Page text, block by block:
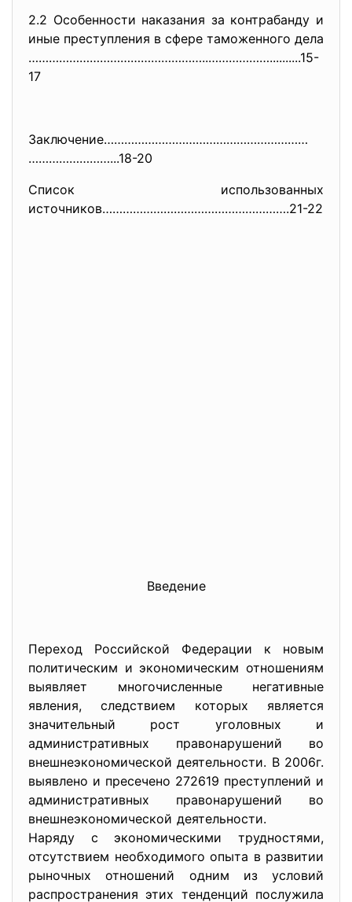
2.2 Особенности наказания за контрабанду и
иные преступления в сфере таможенного дела
……………………………………………..………………..........15-
17
Заключение……………………………………………………
……………………...18-20
Список использованных
источников……………………………………………….21-22
Введение
Переход Российской Федерации к новым
политическим и экономическим отношениям
выявляет многочисленные негативные
явления, следствием которых является
значительный рост уголовных и
административных правонарушений во
внешнеэкономической деятельности. В 2006г.
выявлено и пресечено 272619 преступлений и
административных правонарушений во
внешнеэкономической деятельности.
Наряду с экономическими трудностями,
отсутствием необходимого опыта в развитии
рыночных отношений одним из условий
распространения этих тенденций послужила